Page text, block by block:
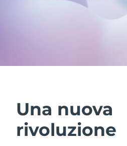
Una nuova
rivoluzione
FAQ™ Dual LED Panel
Paese di spedizione
Regno Unito